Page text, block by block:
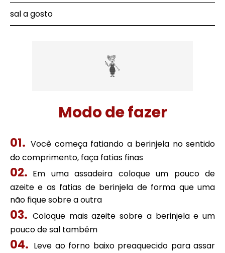
sal a gosto
Modo de fazer
Você começa fatiando a berinjela no sentido
do comprimento, faça fatias finas
Em uma assadeira coloque um pouco de
azeite e as fatias de berinjela de forma que uma
não fique sobre a outra
Coloque mais azeite sobre a berinjela e um
pouco de sal também
Leve ao forno baixo preaquecido para assar